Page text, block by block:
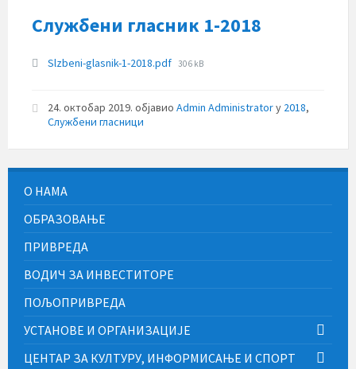
Службени гласник 1-2018
Прилози
Slzbeni-glasnik-1-2018.pdf File
306 kB
24. октобар 2019. објавио Admin Administratorу 2018,
Службени гласници
О НАМА
ОБРАЗОВАЊЕ
ПРИВРЕДА
ВОДИЧ ЗА ИНВЕСТИТОРЕ
ПОЉОПРИВРЕДА
УСТАНОВЕ И ОРГАНИЗАЦИЈЕ
ЦЕНТАР ЗА КУЛТУРУ, ИНФОРМИСАЊЕ И СПОРТ